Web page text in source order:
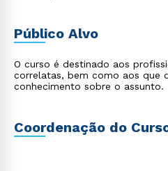
Público Alvo
O curso é destinado aos
correlatas, bem como aos que
conhecimento sobre o assunto.
Coordenação do